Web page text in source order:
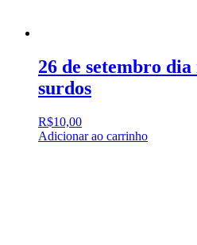
26 de setembro
surdos
R$10,00
Adicionar ao carrinho